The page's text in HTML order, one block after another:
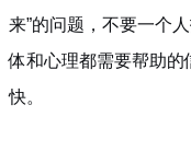
来”的问题，不要一个
体和心理都需要帮助
快。